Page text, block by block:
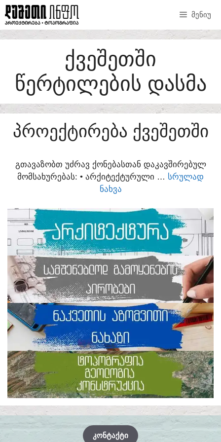
SKIP
TO
CONTENT
ᲛᲔᲜᲘᲣ
ᲥᲕᲔᲨᲔᲗᲨᲘ
ᲬᲔᲠᲢᲘᲚᲔᲑᲘᲡ ᲓᲐᲡᲛᲐ
ᲞᲠᲝᲔᲥᲢᲘᲠᲔᲑᲐ ᲥᲕᲔᲨᲔᲗᲨᲘ
ᲒᲗᲐᲕᲐᲖᲝᲑᲗ ᲣᲫᲠᲐᲕ ᲥᲝᲜᲔᲑᲐᲡᲗᲐᲜ ᲓᲐᲙᲐᲕᲨᲘᲠᲔᲑᲣᲚ
ᲛᲝᲛᲡᲐᲮᲣᲠᲔᲑᲐᲡ:​ • ᲐᲠᲥᲘᲢᲔᲥᲢᲣᲠᲣᲚᲘ … ᲡᲠᲣᲚᲐᲓ
ᲜᲐᲮᲕᲐ
ᲙᲝᲜᲢᲐᲥᲢᲘ